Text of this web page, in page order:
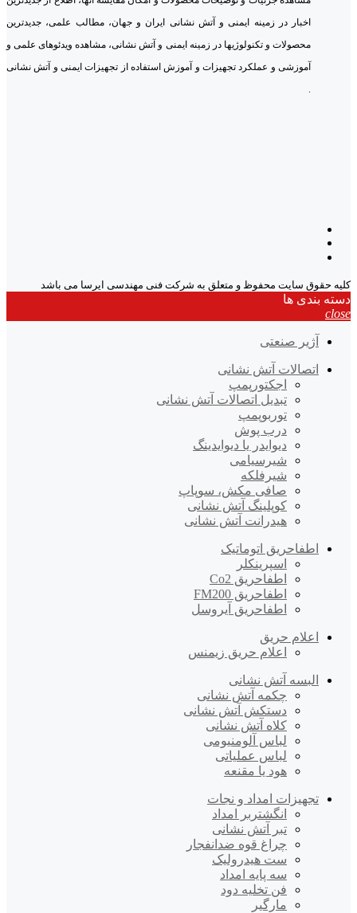
اخبار در زمینه ایمنی و آتش نشانی ایران و جهان، مطالب علمی، جدیدترین
محصولات و تکنولوژیها در زمینه ایمنی و آتش نشانی، مشاهده ویدئوهای علمی و
آموزشی و عملکرد تجهیزات و آموزش استفاده از تجهیزات ایمنی و آتش نشانی
.
کلیه حقوق سایت محفوظ و متعلق به شرکت فنی مهندسی ایرسا می باشد
دسته بندی ها
close
آژیر صنعتی
اتصالات آتش نشانی
اجکتورپمپ
تبدیل اتصالات آتش نشانی
توربوپمپ
درب پوش
دیوایدر یا دیوایدینگ
شیرسیامی
شیرفلکه
صافی مکش، سوپاپ
کوپلینگ آتش نشانی
هیدرانت آتش نشانی
اطفاحریق اتوماتیک
اسپرینکلر
اطفاحریق Co2
اطفاحریق FM200
اطفاحریق آیروسل
اعلام حریق
اعلام حریق زیمنس
البسه آتش نشانی
چکمه آتش نشانی
دستکش آتش نشانی
کلاه آتش نشانی
لباس آلومنیومی
لباس عملیاتی
هود یا مقنعه
تجهیزات امداد و نجات
انگشتربر امداد
تبر آتش نشانی
چراغ قوه ضدانفجار
ست هیدرولیک
سه پایه امداد
فن تخلیه دود
مارگیر